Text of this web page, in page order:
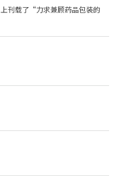
刊载了“力求兼顾药品包装的